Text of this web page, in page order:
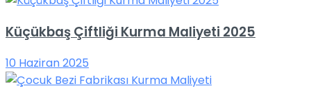
Küçükbaş Çiftliği Kurma Maliyeti 2025
10 Haziran 2025